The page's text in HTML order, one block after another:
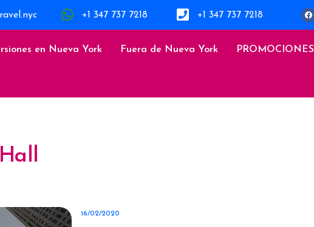
+1 347 737 7218 +1 347 737 7218
en Nueva York Fuera de Nueva York PROMOCIONES
16/02/2020